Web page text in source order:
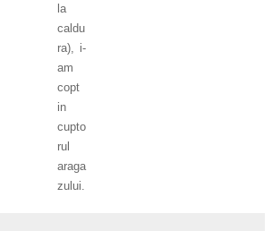
la
caldu
ra), i-
am
copt
in
cupto
rul
araga
zului.